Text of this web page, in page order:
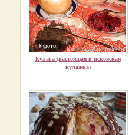
8 фото
Кулага (настоящая и псковская
кулажка)